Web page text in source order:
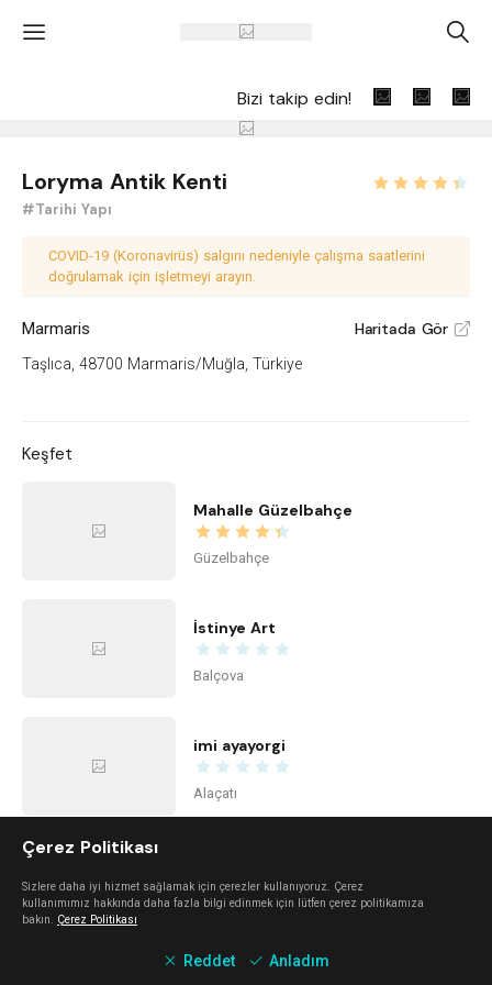
' A
Bizi takip edin!
Loryma Antik Kenti
#Tarihi Yapı
COVID-19 (Koronavirüs) salgını nedeniyle çalışma saatlerini
doğrulamak için işletmeyi arayın.
Marmaris Haritada Gör V
Taşlıca, 48700 Marmaris/Muğla, Türkiye
Keşfet
Mahalle Güzelbahçe
Güzelbahçe
İstinye Art
Balçova
imi ayayorgi
Alaçatı
Alaçatı
Çerez Politikası
Sizlere daha iyi hizmet sağlamak için çerezler kullanıyoruz. Çerez
kullanımımız hakkında daha fazla bilgi edinmek için lütfen çerez politikamıza
bakın. Çerez Politikası
Reddet Anladım